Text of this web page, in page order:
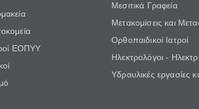
ΕΟΠΥΥ
Μεσιτικά Γραφεία
Μετακομίσεις και
Ορθοπαιδικοί Ιατροί
Ηλεκτρολόγοι -
Υδραυλικές εργασίες